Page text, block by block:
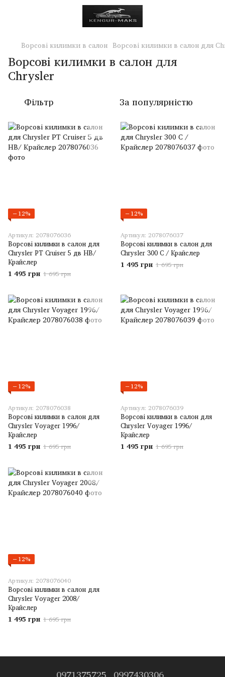
Ворсові килимки в салон Ворсові килимки в салон для
Ворсові килимки в салон для
Chrysler
Фільтр За популярністю
−12%
Артикул: 2078076036
Ворсові килимки в салон для
Chrysler PT Cruiser 5 дв HB/
Крайслер
1 495 грн 1 695 грн
−12%
Артикул: 2078076037
Ворсові килимки в салон для
Chrysler 300 C / Крайслер
1 495 грн 1 695 грн
−12%
Артикул: 2078076038
Ворсові килимки в салон для
Chrysler Voyager 1996/
Крайслер
1 495 грн 1 695 грн
−12%
Артикул: 2078076039
Ворсові килимки в салон для
Chrysler Voyager 1996/
Крайслер
1 495 грн 1 695 грн
−12%
Артикул: 2078076040
Ворсові килимки в салон для
Chrysler Voyager 2008/
Крайслер
1 495 грн 1 695 грн